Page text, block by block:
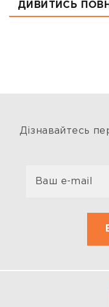
ДИВИТИСЬ
Дізнавайтесь